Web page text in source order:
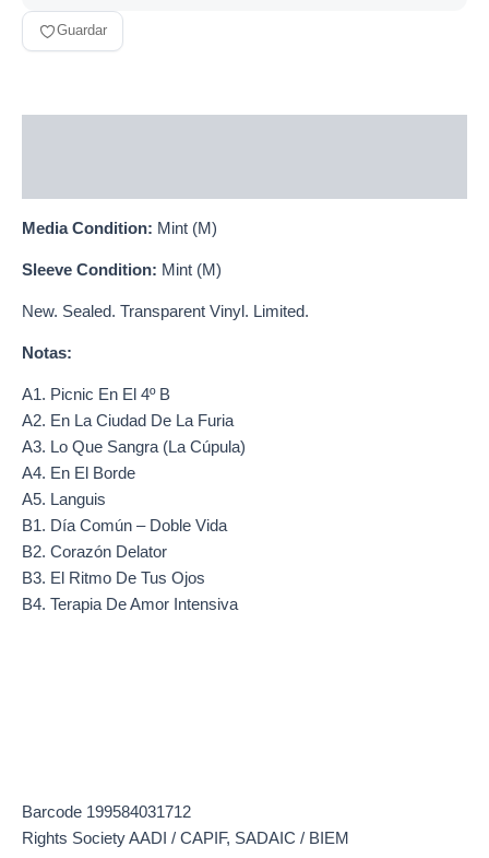
Guardar
Media Condition: Mint (M)
Sleeve Condition: Mint (M)
New. Sealed. Transparent Vinyl. Limited.
Notas:
A1. Picnic En El 4º B
A2. En La Ciudad De La Furia
A3. Lo Que Sangra (La Cúpula)
A4. En El Borde
A5. Languis
B1. Día Común – Doble Vida
B2. Corazón Delator
B3. El Ritmo De Tus Ojos
B4. Terapia De Amor Intensiva
Barcode 199584031712
Rights Society AADI / CAPIF, SADAIC / BIEM